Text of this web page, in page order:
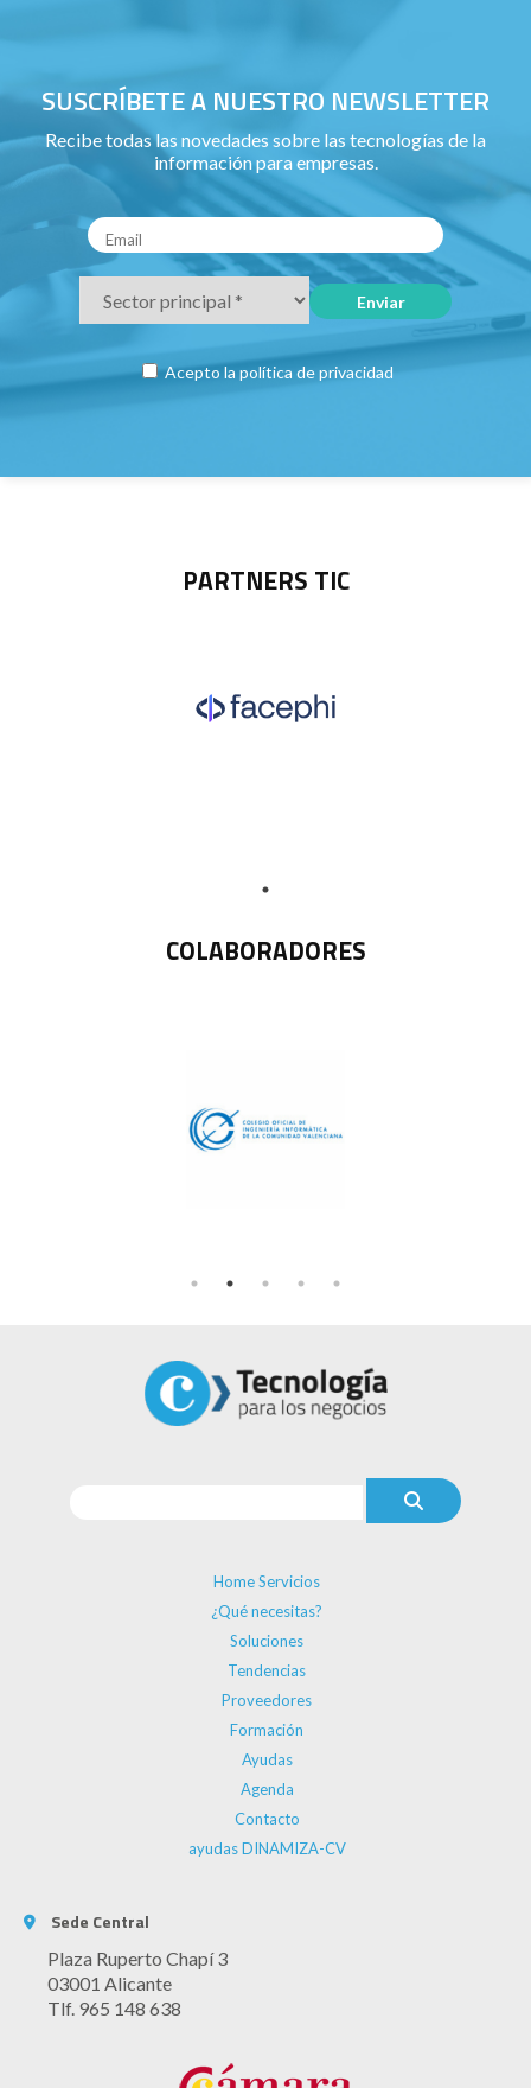
SUSCRÍBETE A NUESTRO NEWSLETTER
Recibe todas las novedades sobre las tecnologías de la
información para empresas.
Acepto la política de privacidad
PARTNERS TIC
COLABORADORES
Home Servicios
¿Qué necesitas?
Soluciones
Tendencias
Proveedores
Formación
Ayudas
Agenda
Contacto
ayudas DINAMIZA-CV
Sede Central
Plaza Ruperto Chapí 3
03001 Alicante
Tlf. 965 148 638